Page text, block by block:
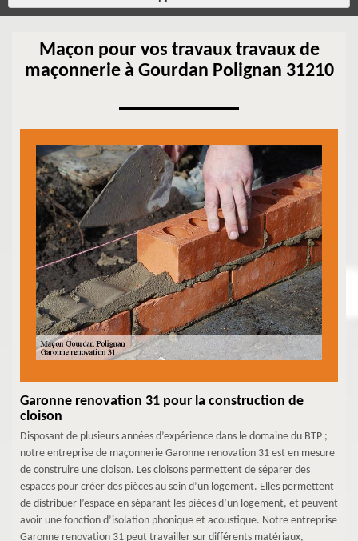
Maçon pour vos travaux travaux de
maçonnerie à Gourdan Polignan 31210
Garonne renovation 31 pour la construction de
cloison
Disposant de plusieurs années d’expérience dans le domaine du BTP ;
notre entreprise de maçonnerie Garonne renovation 31 est en mesure
de construire une cloison. Les cloisons permettent de séparer des
espaces pour créer des pièces au sein d’un logement. Elles permettent
de distribuer l’espace en séparant les pièces d’un logement, et peuvent
avoir une fonction d’isolation phonique et acoustique. Notre entreprise
Garonne renovation 31 peut travailler sur différents matériaux,